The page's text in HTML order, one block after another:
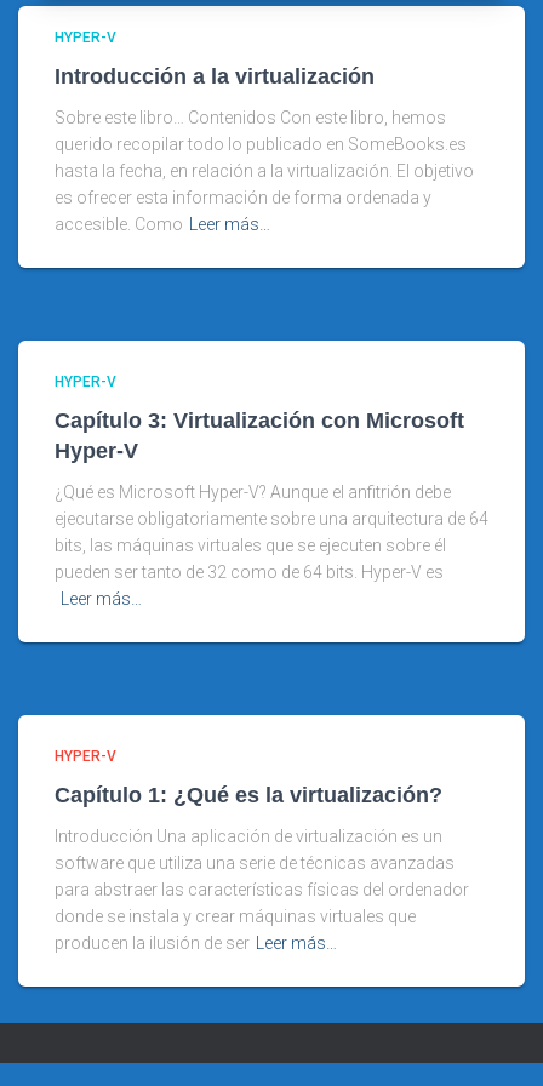
HYPER-V
Introducción a la virtualización
Sobre este libro… Contenidos Con este libro, hemos
querido recopilar todo lo publicado en SomeBooks.es
hasta la fecha, en relación a la virtualización. El objetivo
es ofrecer esta información de forma ordenada y
accesible. Como
Leer más…
HYPER-V
Capítulo 3: Virtualización con Microsoft
Hyper-V
¿Qué es Microsoft Hyper-V? Aunque el anfitrión debe
ejecutarse obligatoriamente sobre una arquitectura de 64
bits, las máquinas virtuales que se ejecuten sobre él
pueden ser tanto de 32 como de 64 bits. Hyper-V es
Leer más…
HYPER-V
Capítulo 1: ¿Qué es la virtualización?
Introducción Una aplicación de virtualización es un
software que utiliza una serie de técnicas avanzadas
para abstraer las características físicas del ordenador
donde se instala y crear máquinas virtuales que
producen la ilusión de ser
Leer más…